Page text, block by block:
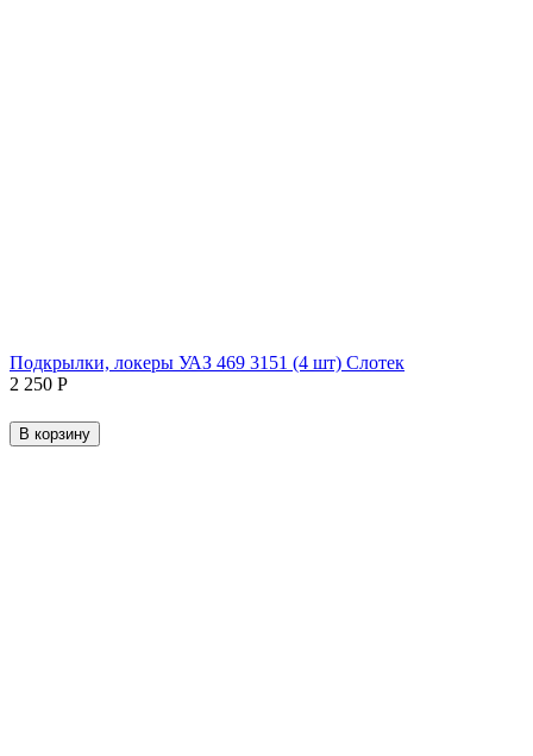
Подкрылки, локеры УАЗ 469 3151 (4 шт) Слотек
2 250 Р
В корзину